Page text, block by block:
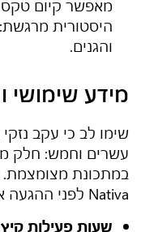
מאפשר קיום
היסטורית
והגנים.
מידע שימושי
שימו לב כי עקב
עשרים וחמש: חלק
במתכונת מצומצמת.
Nativa לפני ההגעה אל
שעות פעילות